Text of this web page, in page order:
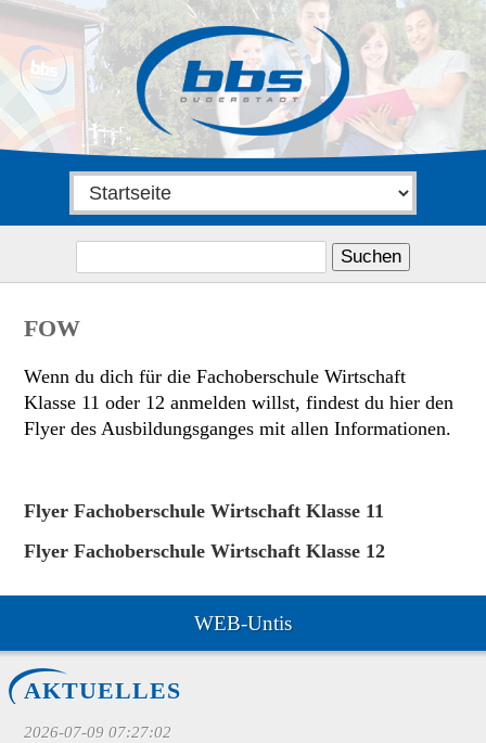
Suchen
FOW
Wenn du dich für die Fachoberschule Wirtschaft
Klasse 11 oder 12 anmelden willst, findest du hier den
Flyer des Ausbildungsganges mit allen Informationen.
Flyer Fachoberschule Wirtschaft Klasse 11
Flyer Fachoberschule Wirtschaft Klasse 12
WEB-Untis
AKTUELLES
2026-07-09 07:27:02